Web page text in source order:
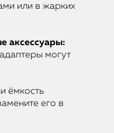
или в жарких
аксессуары:
могут
ёмкость
его в